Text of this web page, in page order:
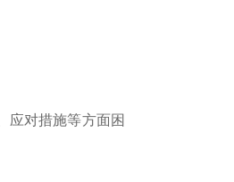
应对措施等方面困